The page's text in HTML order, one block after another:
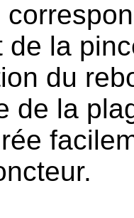
de la
du
de la